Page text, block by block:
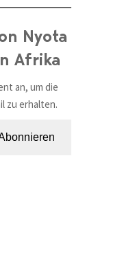
Nyota
Afrika
an, um die
zu erhalten.